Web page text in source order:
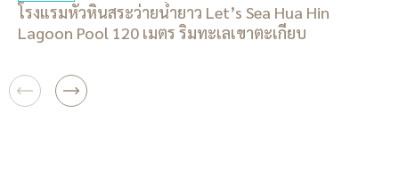
โรงแรมหัวหินสระว่ายน้ำยาว Let’s Sea Hua Hin
Lagoon Pool 120 เมตร ริมทะเลเขาตะเกียบ